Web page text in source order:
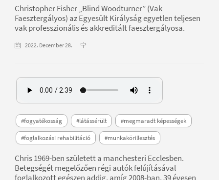
Christopher Fisher „Blind Woodturner” (Vak
Faesztergályos) az Egyesült Királyság egyetlen teljesen
vak professzionális és akkreditált faesztergályosa.
2022. December 28.
#fogyatékosság #látássérült #megmaradt képességek
#foglalkozási rehabilitáció #munkakörillesztés
Chris 1969-ben született a manchesteri Ecclesben.
Betegségét megelőzően régi autók felújításával
foglalkozott egészen addig, amíg 2008-ban, 39 évesen